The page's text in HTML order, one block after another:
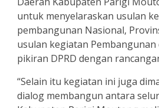
untuk menyelaraskan usulan
pembangunan Nasional,
usulan kegiatan
pikiran DPRD dengan
“Selain itu kegiatan ini juga
dialog membangun antara